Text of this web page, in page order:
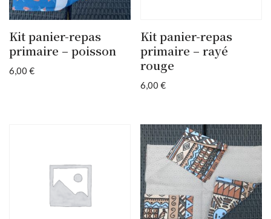
Kit panier-repas
primaire – poisson
6,00 €
Kit panier-repas
primaire – rayé
rouge
6,00€